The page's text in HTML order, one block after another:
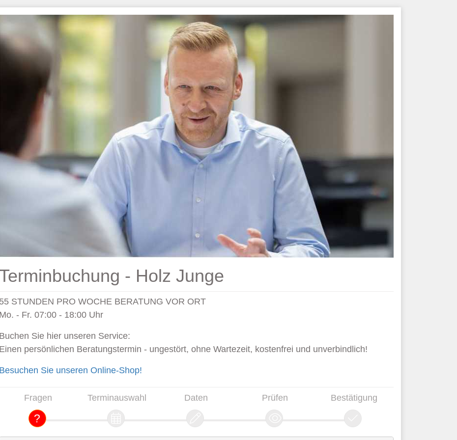
- Holz Junge
55 STUNDEN PRO WOCHE BERATUNG VOR ORT
Mo. - Fr. 07:00 - 18:00 Uhr
Buchen Sie hier unseren Service:
Einen persönlichen Beratungstermin - ungestört, ohne Wartezeit, kostenfrei und unverbindlich!
Besuchen Sie unseren Online-Shop!
Fragen Terminauswahl Daten Prüfen Bestätigung